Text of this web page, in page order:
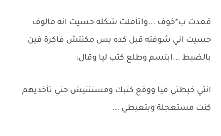
قعدت ب*خوف ...واتأملت شكله حسيت انه مالوف
حسيت اني شوفته قبل كده بس مكنتش فاكرة فين
بالضبط ...ابتسم وطلع كتب ليا وقال:
انتي خبطتي فيا ووقع كتبك ومستنتيش حتي تأخديهم
كنت مستعجلة وبتعيطي ...